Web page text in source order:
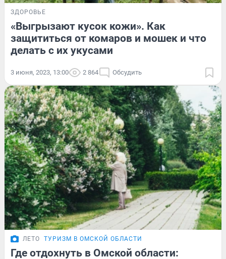
ЗДОРОВЬЕ
«Выгрызают кусок кожи». Как
защититься от комаров и мошек и что
делать с их укусами
3 июня, 2023, 13:00 2 864 Обсудить
ЛЕТО ТУРИЗМ В ОМСКОЙ ОБЛАСТИ
Где отдохнуть в Омской области: